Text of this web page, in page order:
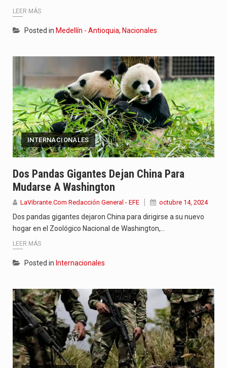
LEER MÁS
Posted in Medellín - Antioquia, Nacionales
INTERNACIONALES
Dos Pandas Gigantes Dejan China Para
Mudarse A Washington
LaVibrante.Com Redacción General - EFE octubre 14, 2024
Dos pandas gigantes dejaron China para dirigirse a su nuevo
hogar en el Zoológico Nacional de Washington,…
LEER MÁS
Posted in Internacionales